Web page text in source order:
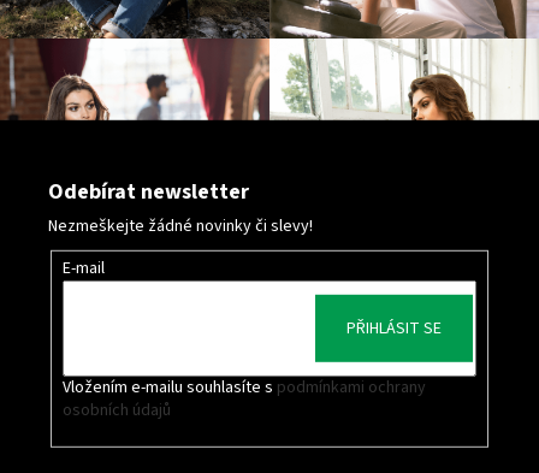
Odebírat newsletter
Nezmeškejte žádné novinky či slevy!
E-mail
Vložením e-mailu souhlasíte s podmínkami ochrany
osobních údajů
PŘIHLÁSIT SE